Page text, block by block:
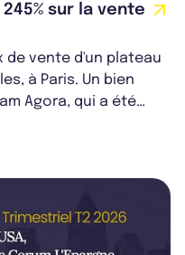
sur la vente
de vente d'un plateau
à Paris. Un bien
Agora, qui a été